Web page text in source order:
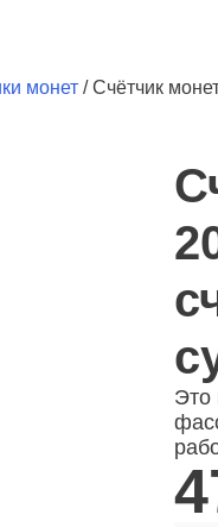
монет / Счётчик
Это